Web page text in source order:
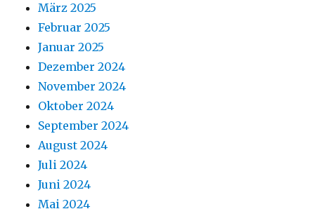
März 2025
Februar 2025
Januar 2025
Dezember 2024
November 2024
Oktober 2024
September 2024
August 2024
Juli 2024
Juni 2024
Mai 2024